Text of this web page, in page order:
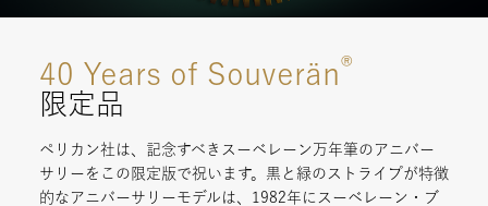
40 Years of Souverän®
限定品
ペリカン社は、記念すべきスーベレーン万年筆のアニバー
サリーをこの限定版で祝います。黒と緑のストライプが特徴
的なアニバーサリーモデルは、1982年にスーベレーン・ブ